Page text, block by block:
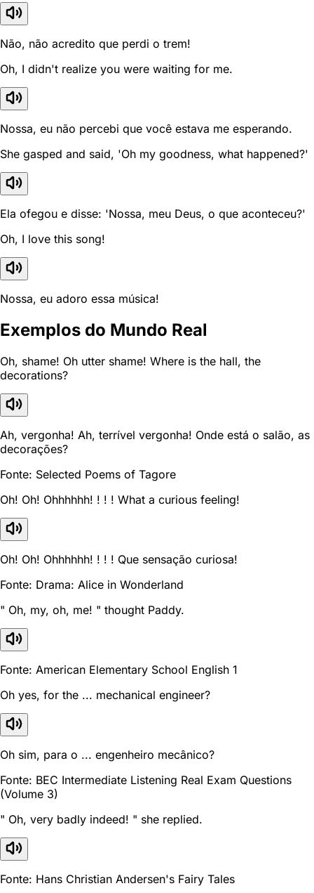
Não, não acredito que perdi o trem!
Oh, I didn't realize you were waiting for me.
Nossa, eu não percebi que você estava me esperando.
She gasped and said, 'Oh my goodness, what happened?'
Ela ofegou e disse: 'Nossa, meu Deus, o que aconteceu?'
Oh, I love this song!
Nossa, eu adoro essa música!
Exemplos do Mundo Real
Oh, shame! Oh utter shame! Where is the hall, the
decorations?
Ah, vergonha! Ah, terrível vergonha! Onde está o salão, as
decorações?
Fonte: Selected Poems of Tagore
Oh! Oh! Ohhhhhh! ! ! ! What a curious feeling!
Oh! Oh! Ohhhhhh! ! ! ! Que sensação curiosa!
Fonte: Drama: Alice in Wonderland
" Oh, my, oh, me! " thought Paddy.
Fonte: American Elementary School English 1
Oh yes, for the ... mechanical engineer?
Oh sim, para o ... engenheiro mecânico?
Fonte: BEC Intermediate Listening Real Exam Questions
(Volume 3)
" Oh, very badly indeed! " she replied.
Fonte: Hans Christian Andersen's Fairy Tales